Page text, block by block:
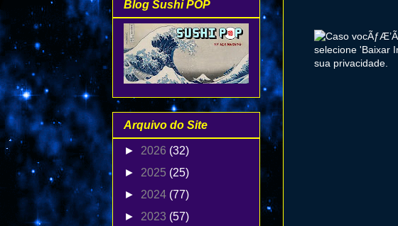
Blog Sushi POP
Arquivo do Site
► 2026 (32)
► 2025 (25)
► 2024 (77)
► 2023 (57)